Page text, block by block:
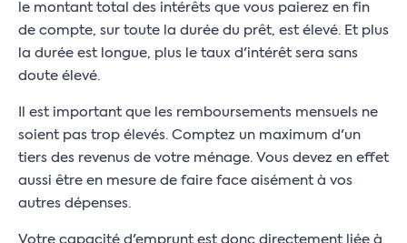
le montant total des intérêts que vous paierez en fin
de compte, sur toute la durée du prêt, est élevé. Et plus
la durée est longue, plus le taux d'intérêt sera sans
doute élevé.
Il est important que les remboursements mensuels ne
soient pas trop élevés. Comptez un maximum d'un
tiers des revenus de votre ménage. Vous devez en effet
aussi être en mesure de faire face aisément à vos
autres dépenses.
Votre capacité d'emprunt est donc directement liée à